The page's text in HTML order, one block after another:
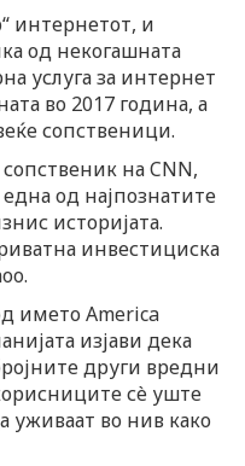
интернетот, и
од некогашната
услуга за интернет
во 2017 година, а
сопственици.
на CNN,
од најпознатите
историјата.
инвестициска
името America
изјави дека
други вредни
сè уште
уживаат во нив како